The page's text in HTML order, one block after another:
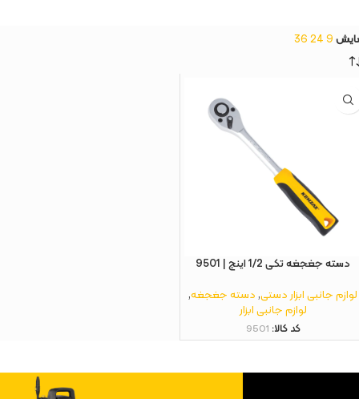
9
24
36
دسته جغجغه تکی 1/2 اینچ | 9501
لوازم جانبی ابزار دستی,دسته جغجغه,
لوازم جانبی ابزار
کد کالا: 9501